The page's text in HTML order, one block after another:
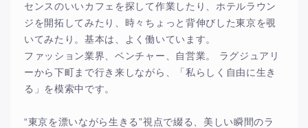
センスのいいカフェを探して作業したり、ホテルラウン
ジを開拓してみたり、時々ちょっと背伸びした東京を覗
いてみたり。基本は、よく働いています。
ファッション業界、ベンチャー、自営業。 ラグジュアリ
ーから下町まで行き来しながら、「私らしく自由に生き
る」を模索中です。
“東京を漂いながら生きる”視点で綴る、美しい瞬間のラ